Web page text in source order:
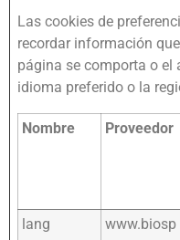
Las cookies de
recordar información
página se comporta o el
idioma preferido o la
Nombre Proveedor
lang
www.biosp